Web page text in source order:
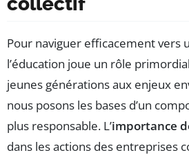
Pour naviguer efficacement vers
l’éducation joue un rôle
jeunes générations aux enjeux
nous posons les bases d’un
plus responsable. L’importance
dans les actions des entreprises